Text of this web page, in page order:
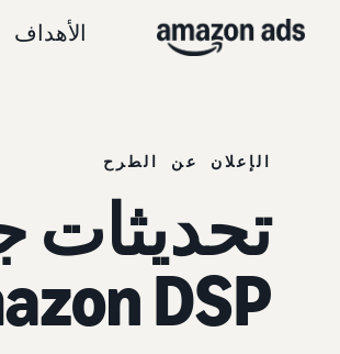
الأهداف
الإعلان عن الطرح
تحديثات
DSP